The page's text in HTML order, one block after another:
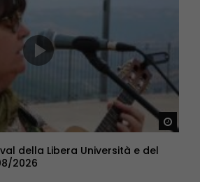
della Libera Università e del
2026